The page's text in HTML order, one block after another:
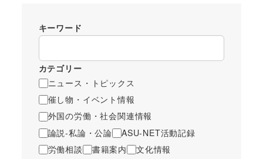
キーワード
カテゴリー
ニュース・トピックス
催し物・イベント情報
外国の労働・社会関連情報
論説-私論・公論
ASU-NET活動記録
労働相談
書籍案内
文化情報